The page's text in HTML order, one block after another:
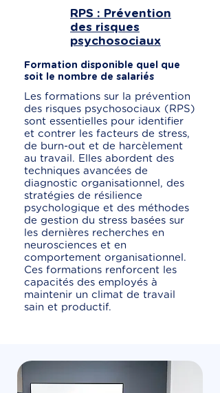
RPS : Prévention
des risques
psychosociaux
Formation disponible quel que
soit le nombre de salariés
Les formations sur la prévention
des risques psychosociaux (RPS)
sont essentielles pour identifier
et contrer les facteurs de stress,
de burn-out et de harcèlement
au travail. Elles abordent des
techniques avancées de
diagnostic organisationnel, des
stratégies de résilience
psychologique et des méthodes
de gestion du stress basées sur
les dernières recherches en
neurosciences et en
comportement organisationnel.
Ces formations renforcent les
capacités des employés à
maintenir un climat de travail
sain et productif.